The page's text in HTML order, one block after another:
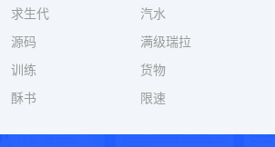
求生代
汽水
源码
满级瑞拉
训练
货物
酥书 限速